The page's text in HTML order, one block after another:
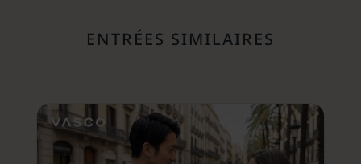
ENTRÉES SIMILAIRES